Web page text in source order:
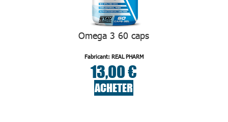
Omega 3 60 caps
Fabricant: REAL PHARM
13,00 €
ACHETER